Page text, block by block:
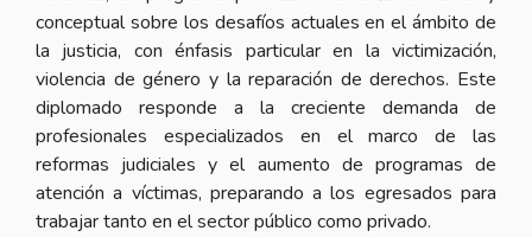
conceptual sobre los desafíos actuales en el ámbito de
la justicia, con énfasis particular en la victimización,
violencia de género y la reparación de derechos. Este
diplomado responde a la creciente demanda de
profesionales especializados en el marco de las
reformas judiciales y el aumento de programas de
atención a víctimas, preparando a los egresados para
trabajar tanto en el sector público como privado.